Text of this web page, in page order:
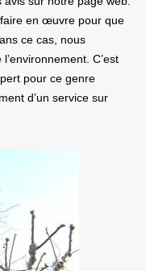
en œuvre pour que
ce cas, nous
C’est
pour ce genre
d’un service sur